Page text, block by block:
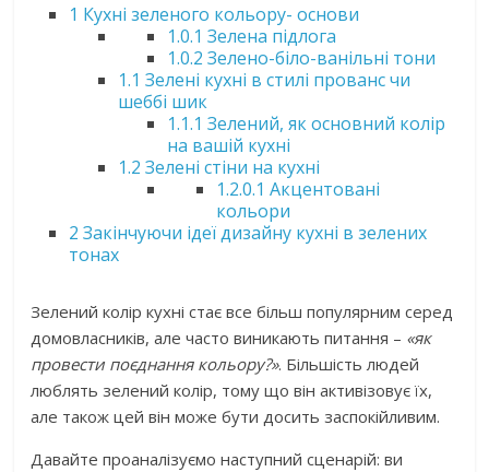
1 Кухні зеленого кольору- основи
1.0.1 Зелена підлога
1.0.2 Зелено-біло-ванільні тони
1.1 Зелені кухні в стилі прованс чи
шеббі шик
1.1.1 Зелений, як основний колір
на вашій кухні
1.2 Зелені стіни на кухні
1.2.0.1 Акцентовані
кольори
2 Закінчуючи ідеї дизайну кухні в зелених
тонах
Зелений колір кухні стає все більш популярним серед
домовласників, але часто виникають питання – «як
провести поєднання кольору?». Більшість людей
люблять зелений колір, тому що він активізовує їх,
але також цей він може бути досить заспокійливим.
Давайте проаналізуємо наступний сценарій: ви